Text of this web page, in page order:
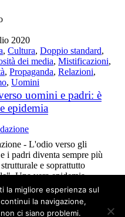
2020
,Cultura,Doppio standard,
dei media,Mistificazioni,
,Propaganda,Relazioni,
,Uomini
uomini e padri: è
epidemia
- L'odio verso gli
i padri diventa sempre più
e soprattutto
Una vera epidemia
con tutte le sue ingiustizie.
la migliore esperienza sul
la navigazione,
ci siano problemi.